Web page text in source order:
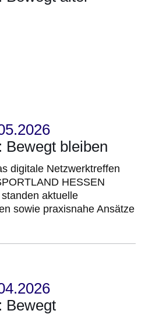
Bewegt bleiben
digitale Netzwerktreffen
HESSEN
aktuelle
sowie praxisnahe Ansätze
Bewegt